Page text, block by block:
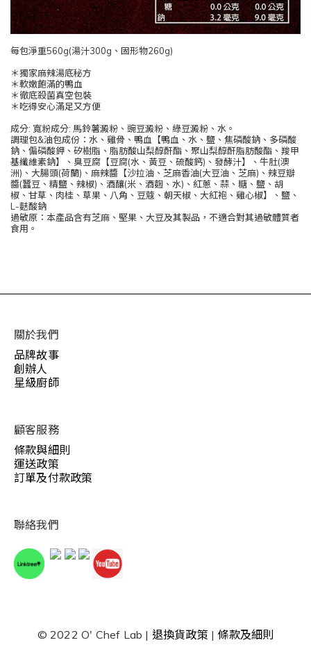
每包淨重560g(湯汁300g、固形物260g)​
＊獨家麻辣湯底秘方
＊軟嫩飽滿的鴨血
＊徹底殺菌真空包裝
＊吃得安心滿足又方便
成分: 寬粉成分: 馬鈴薯澱粉、豌豆澱粉、綠豆澱粉、水。
調理包&油包成份：水、雞骨、鴨血【鴨血、水、鹽、焦磷酸鈉、多磷酸
鈉、偏磷酸鉀、矽樹脂、脂肪酸山梨醇酐酯、聚山梨醇酐脂肪酸酯、羧甲
基纖維素鈉】、臭豆腐【豆腐(水、黃豆、硫酸鈣)、發酵汁】、牛肚(澳
洲)、大腸頭(荷蘭)、麻辣醬【沙拉油、芝麻香油(大豆油、芝麻)、辣豆瓣
醬(蠶豆、精鹽、辣椒)、酒釀(米、酒麴、水)、紅蔥、蒜、糖、鹽、胡
椒、甘草、肉桂、草果、八角、豆蔻、朝天椒、大紅袍、雞心椒】、鹽、
L-麩酸鈉
過敏原：本產品含有芝麻、堅果、大豆及其製品，不適合對其過敏體質者
食用。
關於我們
品牌故事
創辦人
星級廚師
顧客服務
條款與細則
運送政策
訂單及付款政策
聯絡我們
© 2022 O' Chef Lab | 退換貨政策 | 條款及細則